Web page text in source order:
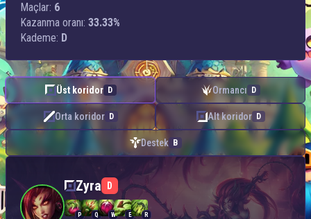
Maçlar: 6
Kazanma oranı: 33.33%
Kademe: D
Üst koridor D Ormancı D
Orta koridor D Alt koridor D
Destek B
Zyra D
P Q W E R